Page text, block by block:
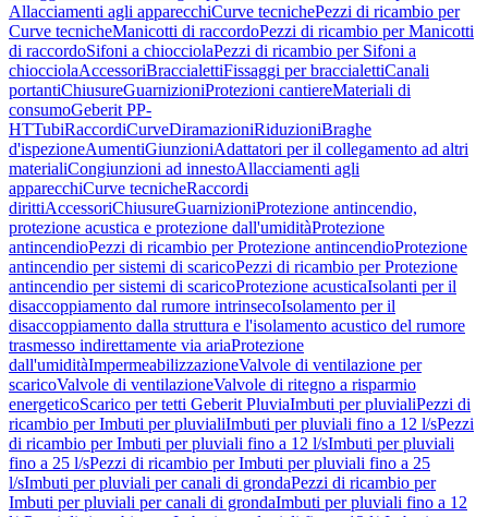
Allacciamenti agli apparecchiCurve tecnichePezzi di ricambio per
Curve tecnicheManicotti di raccordoPezzi di ricambio per Manicotti
di raccordoSifoni a chiocciolaPezzi di ricambio per Sifoni a
chiocciolaAccessoriBraccialettiFissaggi per braccialettiCanali
portantiChiusureGuarnizioniProtezioni cantiereMateriali di
consumoGeberit PP-
HTTubiRaccordiCurveDiramazioniRiduzioniBraghe
d'ispezioneAumentiGiunzioniAdattatori per il collegamento ad altri
materialiCongiunzioni ad innestoAllacciamenti agli
apparecchiCurve tecnicheRaccordi
dirittiAccessoriChiusureGuarnizioniProtezione antincendio,
protezione acustica e protezione dall'umiditàProtezione
antincendioPezzi di ricambio per Protezione antincendioProtezione
antincendio per sistemi di scaricoPezzi di ricambio per Protezione
antincendio per sistemi di scaricoProtezione acusticaIsolanti per il
disaccoppiamento dal rumore intrinsecoIsolamento per il
disaccoppiamento dalla struttura e l'isolamento acustico del rumore
trasmesso indirettamente via ariaProtezione
dall'umiditàImpermeabilizzazioneValvole di ventilazione per
scaricoValvole di ventilazioneValvole di ritegno a risparmio
energeticoScarico per tetti Geberit PluviaImbuti per pluvialiPezzi di
ricambio per Imbuti per pluvialiImbuti per pluviali fino a 12 l/sPezzi
di ricambio per Imbuti per pluviali fino a 12 l/sImbuti per pluviali
fino a 25 l/sPezzi di ricambio per Imbuti per pluviali fino a 25
l/sImbuti per pluviali per canali di grondaPezzi di ricambio per
Imbuti per pluviali per canali di grondaImbuti per pluviali fino a 12